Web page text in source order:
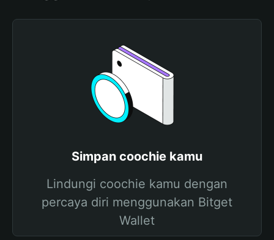
Simpan coochie kamu
Lindungi coochie kamu dengan
percaya diri menggunakan Bitget
Wallet